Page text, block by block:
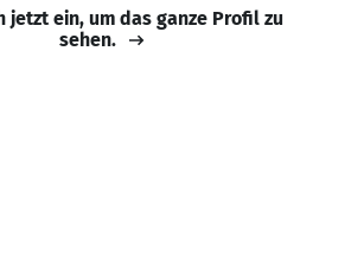
jetzt ein, um das ganze Profil zu
sehen.